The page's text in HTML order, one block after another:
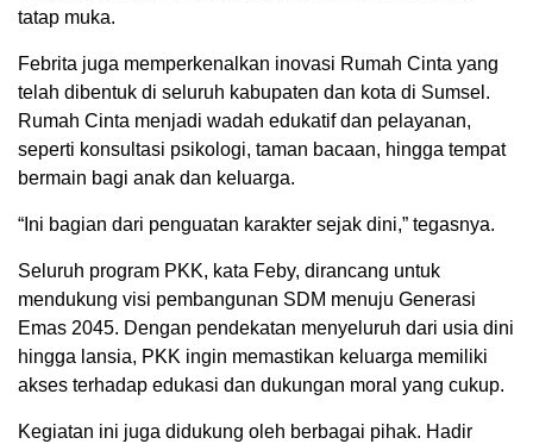
tatap muka.
Febrita juga memperkenalkan inovasi Rumah Cinta yang
telah dibentuk di seluruh kabupaten dan kota di Sumsel.
Rumah Cinta menjadi wadah edukatif dan pelayanan,
seperti konsultasi psikologi, taman bacaan, hingga tempat
bermain bagi anak dan keluarga.
“Ini bagian dari penguatan karakter sejak dini,” tegasnya.
Seluruh program PKK, kata Feby, dirancang untuk
mendukung visi pembangunan SDM menuju Generasi
Emas 2045. Dengan pendekatan menyeluruh dari usia dini
hingga lansia, PKK ingin memastikan keluarga memiliki
akses terhadap edukasi dan dukungan moral yang cukup.
Kegiatan ini juga didukung oleh berbagai pihak. Hadir